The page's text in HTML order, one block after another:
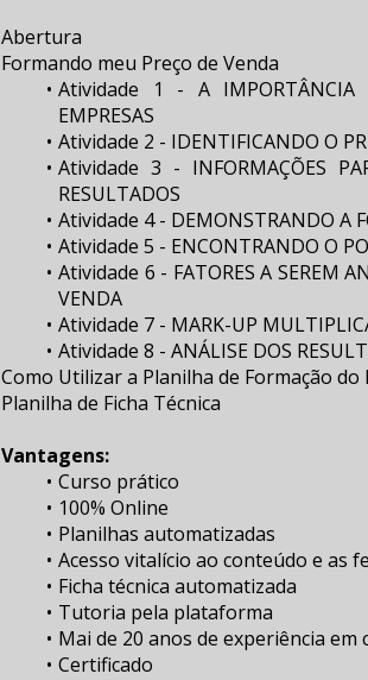
Abertura
Formando meu Preço de Venda
Atividade 1 - A IMPORTÂNCIA
EMPRESAS
Atividade 2 - IDENTIFICANDO O
Atividade 3 - INFORMAÇÕES
RESULTADOS
Atividade 4 - DEMONSTRANDO A
Atividade 5 - ENCONTRANDO O
Atividade 6 - FATORES A SEREM
VENDA
Atividade 7 - MARK-UP
Atividade 8 - ANÁLISE DOS
Como Utilizar a Planilha de Formação do
Planilha de Ficha Técnica
Vantagens:
Curso prático
100% Online
Planilhas automatizadas
Acesso vitalício ao conteúdo e as
Ficha técnica automatizada
Tutoria pela plataforma
Mai de 20 anos de experiência
Certificado